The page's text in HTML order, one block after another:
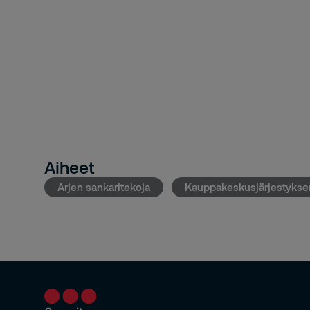
Aiheet
Arjen sankaritekoja